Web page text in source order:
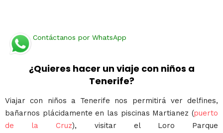
Contáctanos por WhatsApp
¿Quieres hacer un viaje con niños a
Tenerife?
Viajar con niños a Tenerife nos permitirá ver delfines,
bañarnos plácidamente en las piscinas Martianez (puerto
de la Cruz), visitar el Loro Parque